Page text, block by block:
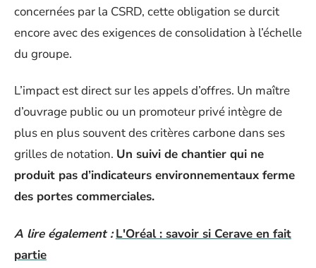
concernées par la CSRD, cette obligation se durcit
encore avec des exigences de consolidation à l’échelle
du groupe.
L’impact est direct sur les appels d’offres. Un maître
d’ouvrage public ou un promoteur privé intègre de
plus en plus souvent des critères carbone dans ses
grilles de notation. Un suivi de chantier qui ne
produit pas d’indicateurs environnementaux ferme
des portes commerciales.
A lire également : L'Oréal : savoir si Cerave en fait
partie